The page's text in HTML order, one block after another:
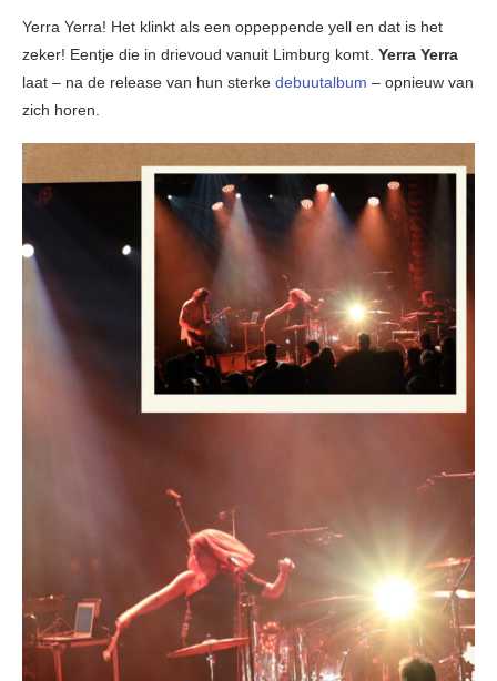
Yerra Yerra! Het klinkt als een oppeppende yell en dat is het
zeker! Eentje die in drievoud vanuit Limburg komt. Yerra Yerra
laat – na de release van hun sterke debuutalbum – opnieuw van
zich horen.